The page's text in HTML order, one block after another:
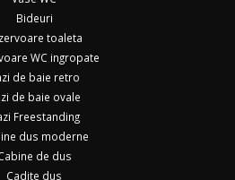
Bideuri
toaleta
WC ingropate
de baie retro
de baie ovale
Freestanding
dus moderne
de dus
Cadite dus